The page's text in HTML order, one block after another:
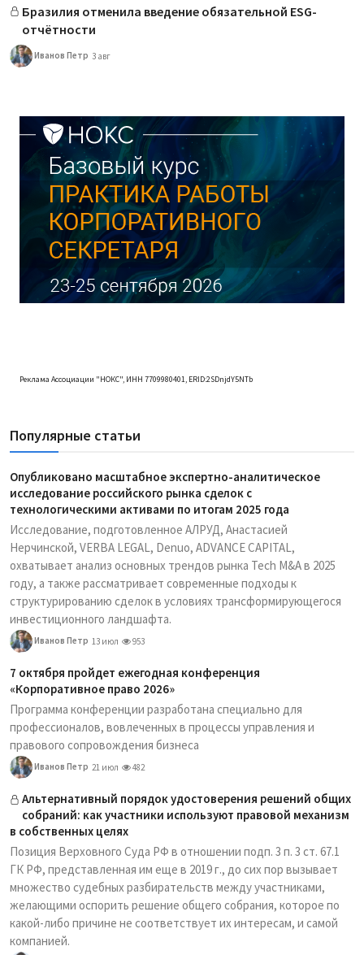
Бразилия отменила введение обязательной ESG-
отчётности
Иванов Петр 3 авг
Реклама Ассоциации "НОКС", ИНН 7709980401, ERID:2SDnjdY5NTb
Популярные статьи
Опубликовано масштабное экспертно-аналитическое
исследование российского рынка сделок с
технологическими активами по итогам 2025 года
Исследование, подготовленное АЛРУД, Анастасией
Нерчинской, VERBA LEGAL, Denuo, ADVANCE CAPITAL,
охватывает анализ основных трендов рынка Tech M&A в 2025
году, а также рассматривает современные подходы к
структурированию сделок в условиях трансформирующегося
инвестиционного ландшафта.
Иванов Петр 13 июл 953
7 октября пройдет ежегодная конференция
«Корпоративное право 2026»
Программа конференции разработана специально для
профессионалов, вовлеченных в процессы управления и
правового сопровождения бизнеса
Иванов Петр 21 июл 482
Альтернативный порядок удостоверения решений общих
собраний: как участники используют правовой механизм
в собственных целях
Позиция Верховного Суда РФ в отношении подп. 3 п. 3 ст. 67.1
ГК РФ, представленная им еще в 2019 г., до сих пор вызывает
множество судебных разбирательств между участниками,
желающими оспорить решение общего собрания, которое по
какой-либо причине не соответствует их интересам, и самой
компанией.